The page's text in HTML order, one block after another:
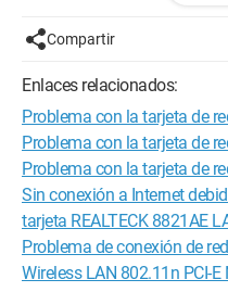
persiste. También he
red sin éxito. No sé qué
ayudarme.
Compartir
Enlaces relacionados:
Problema con la tarjeta de
Problema con la tarjeta de
Problema con la tarjeta de
Sin conexión a Internet
tarjeta REALTECK 8821AE
Problema de conexión de
Wireless LAN 802.11n PCI-E